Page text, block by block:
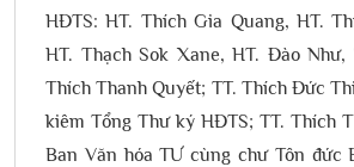
HĐTS: HT. Thích Gia Quang, HT.
HT. Thạch Sok Xane, HT. Đào Như,
Thích Thanh Quyết; TT. Thích Đức
kiêm Tổng Thư ký HĐTS; TT. Thích
Ban Văn hóa TƯ cùng chư Tôn đức